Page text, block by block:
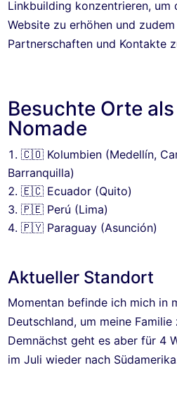
Linkbuilding konzentrieren,
Website zu erhöhen und
Partnerschaften und Kontakte
Besuchte Orte
Nomade
🇨🇴 Kolumbien (Medellín,
Barranquilla)
🇪🇨 Ecuador (Quito)
🇵🇪 Perú (Lima)
🇵🇾 Paraguay (Asunción)
Aktueller Standort
Momentan befinde ich mich in
Deutschland, um meine Familie
Demnächst geht es aber für 4
im Juli wieder nach